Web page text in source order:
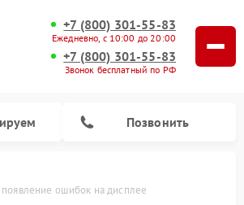
+7 (800) 301-55-83
Ежедневно, с 10:00 до 20:00
+7 (800) 301-55-83
Звонок бесплатный по РФ
Позвонить
ошибок на дисплее